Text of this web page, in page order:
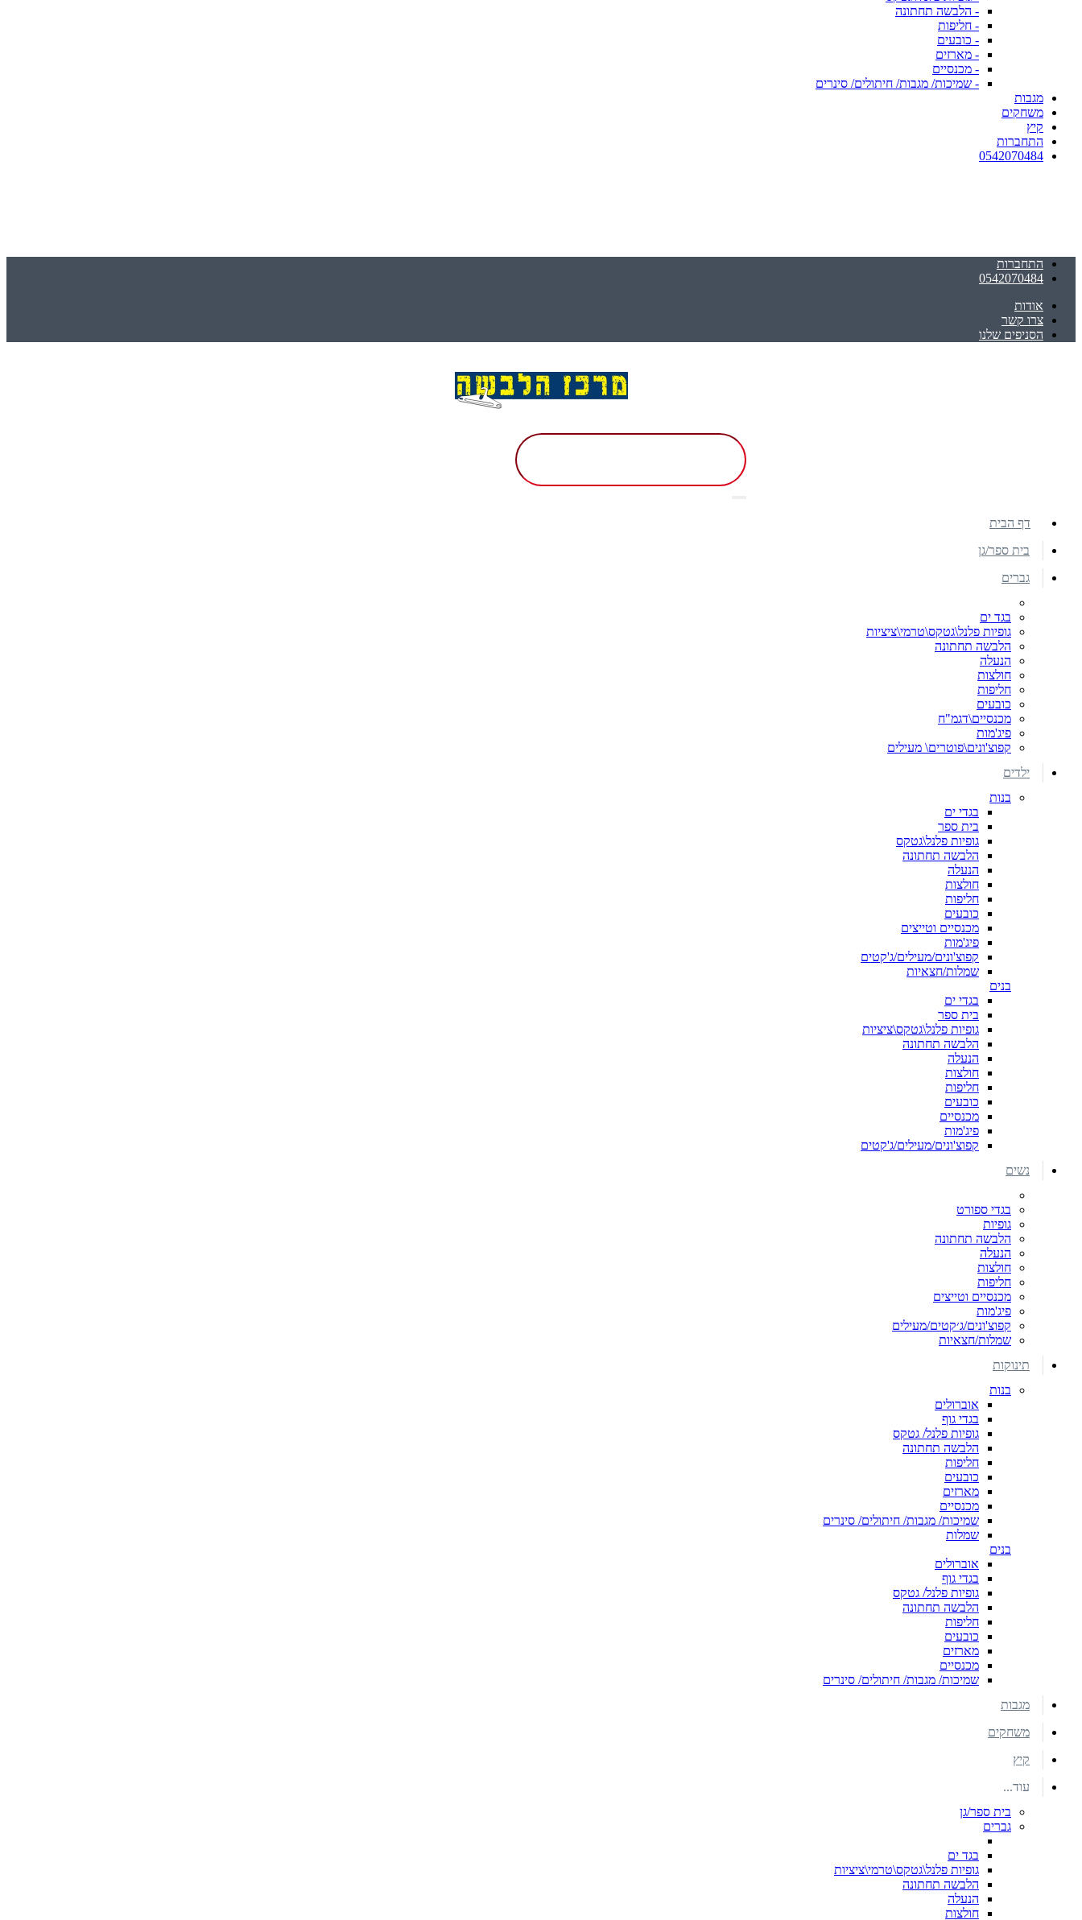
- הלבשה תחתונה
- חליפות
- כובעים
- מארזים
- מכנסיים
- שמיכות/ מגבות/ חיתולים/ סינרים
מגבות
משחקים
קיץ
התחברות
0542070484
התחברות
0542070484
אודות
צרו קשר
הסניפים שלנו
דף הבית
בית ספר/גן
גברים
בגד ים
גופיות פלנל\גטקס\טרמי\ציציות
הלבשה תחתונה
הנעלה
חולצות
חליפות
כובעים
מכנסיים\דגמ"ח
פיג'מות
קפוצ'ונים\פוטרים\ מעילים
ילדים
בנות
בגדי ים
בית ספר
גופיות פלנל\גטקס
הלבשה תחתונה
הנעלה
חולצות
חליפות
כובעים
מכנסיים וטייצים
פיג'מות
קפוצ'ונים/מעילים/ג'קטים
שמלות/חצאיות
בנים
בגדי ים
בית ספר
גופיות פלנל\גטקס\ציציות
הלבשה תחתונה
הנעלה
חולצות
חליפות
כובעים
מכנסיים
פיג'מות
קפוצ'ונים/מעילים/ג'קטים
נשים
בגדי ספורט
גופיות
הלבשה תחתונה
הנעלה
חולצות
חליפות
מכנסיים וטייצים
פיג'מות
קפוצ'ונים/ג׳קטים/מעילים
שמלות/חצאיות
תינוקות
בנות
אוברולים
בגדי גוף
גופיות פלנל/ גטקס
הלבשה תחתונה
חליפות
כובעים
מארזים
מכנסיים
שמיכות/ מגבות/ חיתולים/ סינרים
שמלות
בנים
אוברולים
בגדי גוף
גופיות פלנל/ גטקס
הלבשה תחתונה
חליפות
כובעים
מארזים
מכנסיים
שמיכות/ מגבות/ חיתולים/ סינרים
מגבות
משחקים
קיץ
עוד...
בית ספר/גן
גברים
בגד ים
גופיות פלנל\גטקס\טרמי\ציציות
הלבשה תחתונה
הנעלה
חולצות